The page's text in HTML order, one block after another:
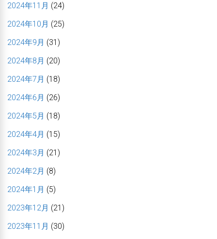
2024年11月 (24)
2024年10月 (25)
2024年9月 (31)
2024年8月 (20)
2024年7月 (18)
2024年6月 (26)
2024年5月 (18)
2024年4月 (15)
2024年3月 (21)
2024年2月 (8)
2024年1月 (5)
2023年12月 (21)
2023年11月 (30)